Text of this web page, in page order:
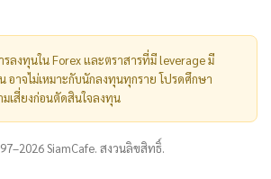
รลงทุนใน Forex และตราสารที่มี leverage มี
อาจไม่เหมาะกับนักลงทุนทุกราย โปรดศึกษา
เสี่ยงก่อนตัดสินใจลงทุน
SiamCafe. สงวนลิขสิทธิ์.